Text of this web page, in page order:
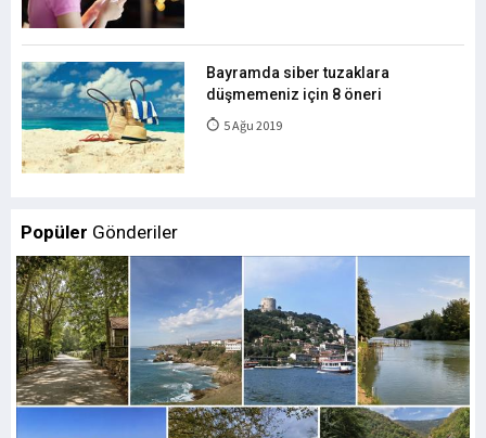
Bayramda siber tuzaklara
düşmemeniz için 8 öneri
5 Ağu 2019
Popüler Gönderiler